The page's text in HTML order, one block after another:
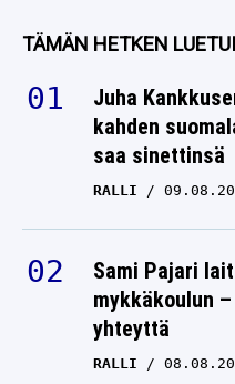
kahden
saa sinettinsä
RALLI
Sami Pajari
mykkäkoulun
yhteyttä
RALLI